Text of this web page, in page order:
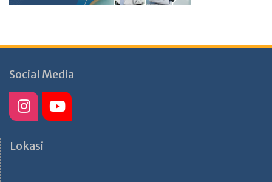
Social Media
Lokasi